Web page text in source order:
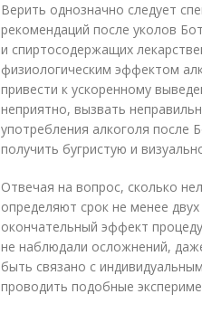
Верить однозначно следует
рекомендаций после уколов
и спиртосодержащих
физиологическим эффектом
привести к ускоренному
неприятно, вызвать
употребления ал­ко­го­ля
получить бугристую и
Отвечая на вопрос, сколько
определяют срок не менее
окончательный эффект
не наблюдали осложнений,
быть связано с
проводить подобные